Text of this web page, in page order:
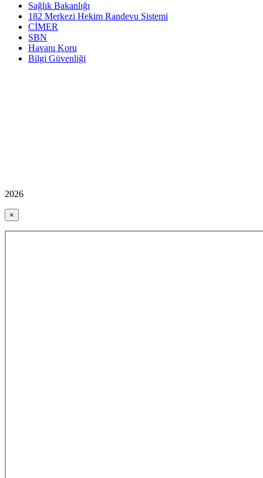
Sağlık Bakanlığı
182 Merkezi Hekim Randevu Sistemi
CİMER
SBN
Havanı Koru
Bilgi Güvenliği
2026
×